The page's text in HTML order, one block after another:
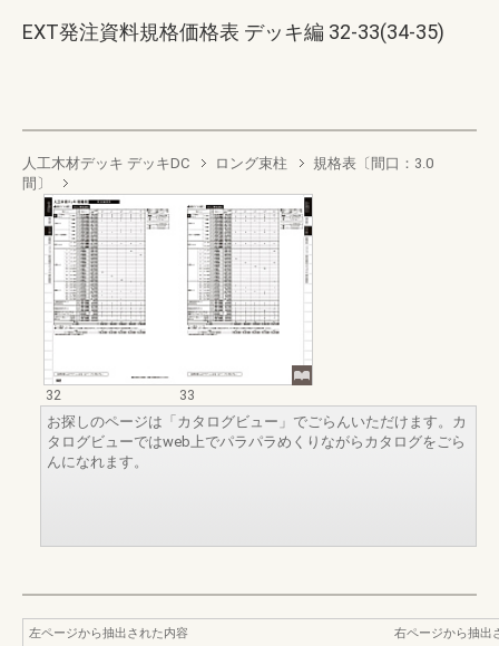
EXT発注資料規格価格表 デッキ編 32-33(34-35)
人工木材デッキ デッキDC ロング束柱
規格表〔間口：3.0
間〕
32
33
お探しのページは「カタログビュー」でごらんいただけます。カ
タログビューではweb上でパラパラめくりながらカタログをごら
んになれます。
左ページから抽出された内容
右ページから抽出